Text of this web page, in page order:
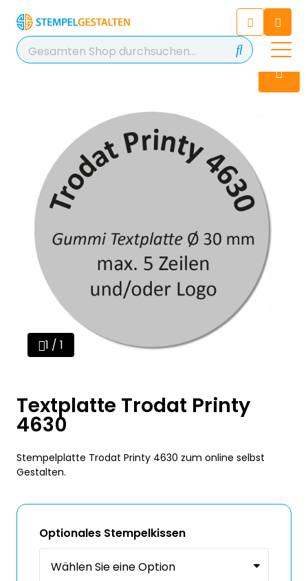
Chatten Sie 24/7 mit unserem
hilfreichen Chatbot
Kontakt
+49 2038 0480 403
1 / 1
Textplatte Trodat Printy
4630
Stempelplatte Trodat Printy 4630 zum online selbst
Gestalten.
Optionales Stempelkissen